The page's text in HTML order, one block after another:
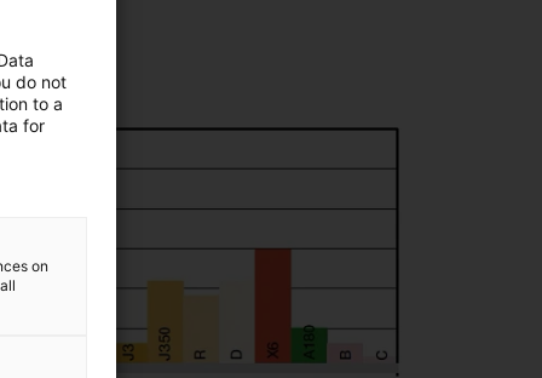
do not
to a
for
on